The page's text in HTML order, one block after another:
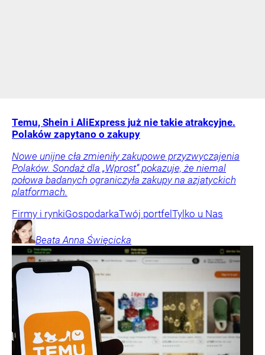
Temu, Shein i AliExpress już nie takie atrakcyjne.
Polaków zapytano o zakupy
Nowe unijne cła zmieniły zakupowe przyzwyczajenia
Polaków. Sondaż dla „Wprost” pokazuje, że niemal
połowa badanych ograniczyła zakupy na azjatyckich
platformach.
Firmy i rynkiGospodarkaTwój portfel Tylko u Nas
Beata Anna Święcicka